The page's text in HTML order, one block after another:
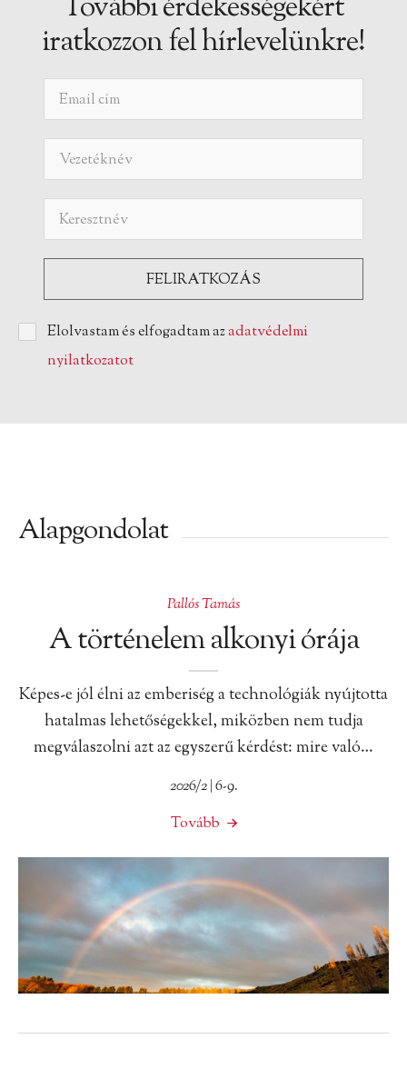
iratkozzon fel hírlevelünkre!
Elolvastam és elfogadtam azadatvédelmi
nyilatkozatot
Alapgondolat
Pallós Tamás
A történelem alkonyi órája
Képes-e jól élni az emberiség a technológiák nyújtotta
hatalmas lehetőségekkel, miközben nem tudja
megválaszolni azt az egyszerű kérdést: mire való…
2026/2 | 6-9.
Tovább